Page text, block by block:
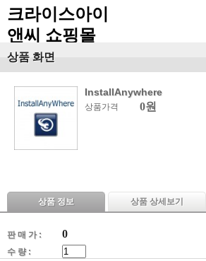
크라이스아이
앤씨 쇼핑몰
상품 화면
InstallAnywhere
상품가격 0원
상품 정보 상품 상세보기
판 매 가 : 0
수 량 :